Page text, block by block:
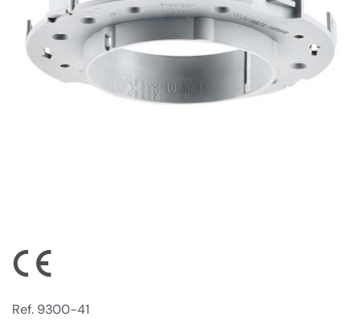
Ref. 9300-41